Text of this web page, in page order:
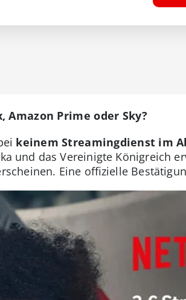
Prime oder Sky?
keinem Streamingdienst im
und das Vereinigte Königreich
Eine offizielle